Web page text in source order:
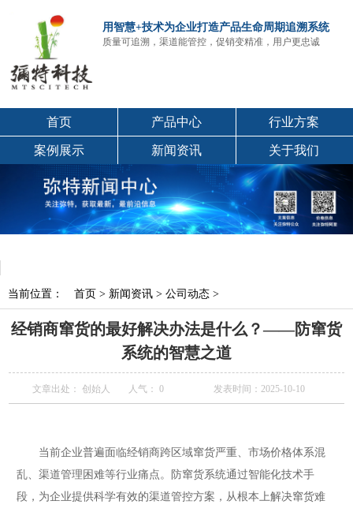
用智慧+技术为企业打造产品生命周期追溯系统
质量可追溯，渠道能管控，促销变精准，用户更忠诚
首页 产品中心 行业方案
案例展示 新闻资讯 关于我们
当前位置： 首页 > 新闻资讯 > 公司动态 >
经销商窜货的最好解决办法是什么？——防窜货
系统的智慧之道
文章出处： 创始人 人气： 0 发表时间：2025-10-10
当前企业普遍面临经销商跨区域窜货严重、市场价格体系混
乱、渠道管理困难等行业痛点。防窜货系统通过智能化技术手
段，为企业提供科学有效的渠道管控方案，从根本上解决窜货难